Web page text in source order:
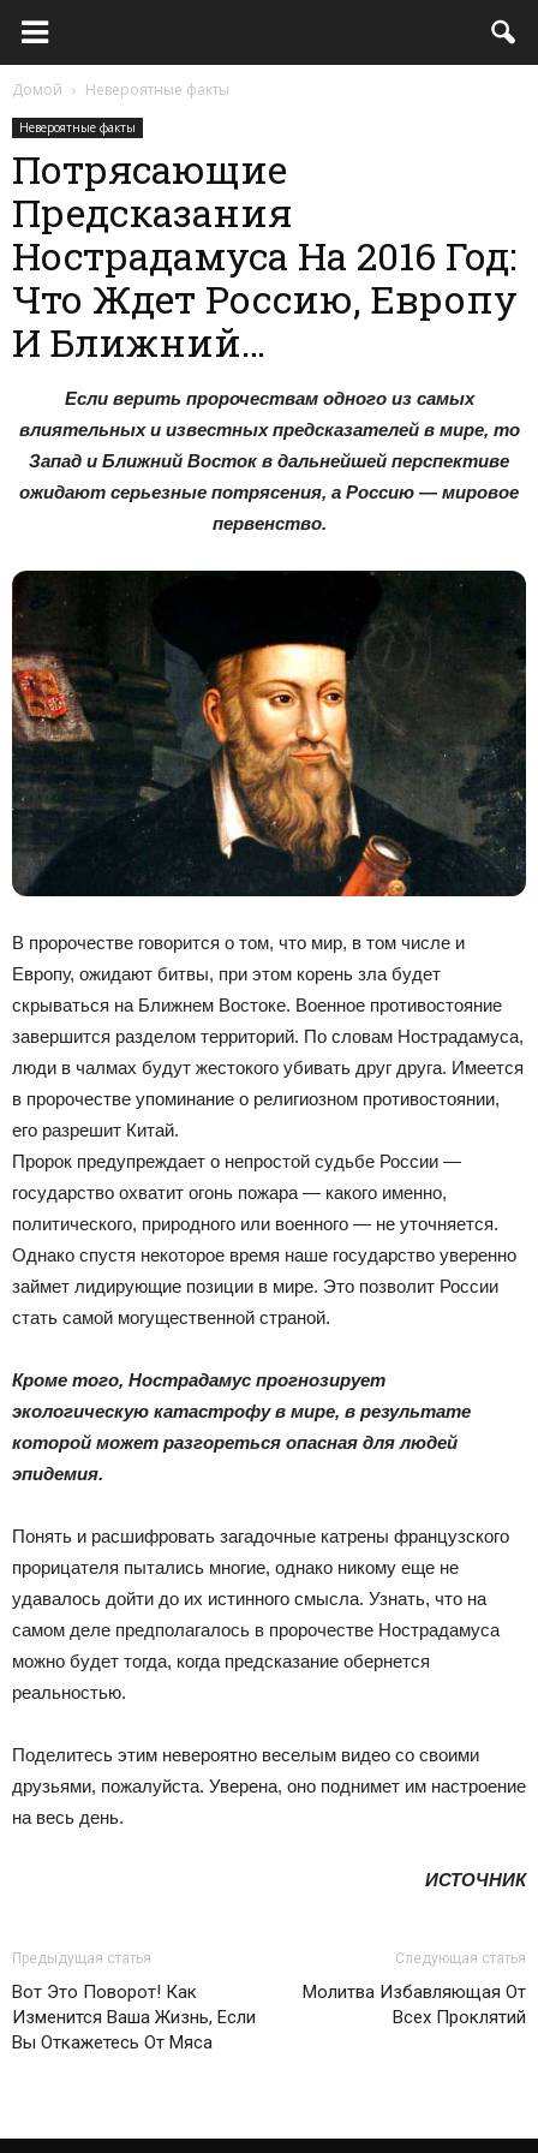
Домой Невероятные факты
Невероятные факты
Потрясающие
Предсказания
Нострадамуса На 2016 Год:
Что Ждет Россию, Европу
И Ближний…
Если верить пророчествам одного из самых
влиятельных и известных предсказателей в мире, то
Запад и Ближний Восток в дальнейшей перспективе
ожидают серьезные потрясения, а Россию — мировое
первенство.
В пророчестве говорится о том, что мир, в том числе и
Европу, ожидают битвы, при этом корень зла будет
скрываться на Ближнем Востоке. Военное противостояние
завершится разделом территорий. По словам Нострадамуса,
люди в чалмах будут жестокого убивать друг друга. Имеется
в пророчестве упоминание о религиозном противостоянии,
его разрешит Китай.
Пророк предупреждает о непростой судьбе России —
государство охватит огонь пожара — какого именно,
политического, природного или военного — не уточняется.
Однако спустя некоторое время наше государство уверенно
займет лидирующие позиции в мире. Это позволит России
стать самой могущественной страной.
Кроме того, Нострадамус прогнозирует
экологическую катастрофу в мире, в результате
которой может разгореться опасная для людей
эпидемия.
Понять и расшифровать загадочные катрены французского
прорицателя пытались многие, однако никому еще не
удавалось дойти до их истинного смысла. Узнать, что на
самом деле предполагалось в пророчестве Нострадамуса
можно будет тогда, когда предсказание обернется
реальностью.
Поделитесь этим невероятно веселым видео со своими
друзьями, пожалуйста. Уверена, оно поднимет им настроение
на весь день.
ИСТОЧНИК
Предыдущая статья
Вот Это Поворот! Как
Изменится Ваша Жизнь, Если
Вы Откажетесь От Мяса
Следующая статья
Молитва Избавляющая От
Всех Проклятий